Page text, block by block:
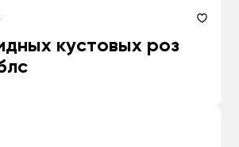
кустовых роз